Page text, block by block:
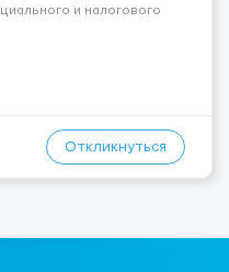
и налогового
с упрощенным доступом к
Откликнуться